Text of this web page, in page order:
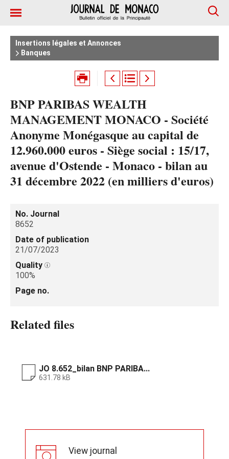
Insertions légales et Annonces
Banques
BNP PARIBAS WEALTH
MANAGEMENT MONACO - Société
Anonyme Monégasque au capital de
12.960.000 euros - Siège social : 15/17,
avenue d'Ostende - Monaco - bilan au
31 décembre 2022 (en milliers d'euros)
No. Journal
8652
Date of publication
21/07/2023
Quality
100%
Page no.
Related files
JO 8.652_bilan BNP PARIBA...
631.78 kB
View journal